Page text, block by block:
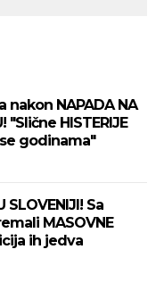
nakon NAPADA NA
"Slične HISTERIJE
godinama"
SLOVENIJI! Sa
MASOVNE
ih jedva